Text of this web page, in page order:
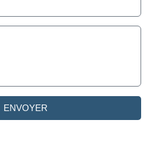
ENVOYER